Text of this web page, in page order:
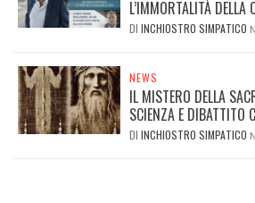
L’IMMORTALITÀ DELLA
DI INCHIOSTRO SIMPATICO
NEWS
IL MISTERO DELLA
SCIENZA E DIBATTITO
DI INCHIOSTRO SIMPATICO